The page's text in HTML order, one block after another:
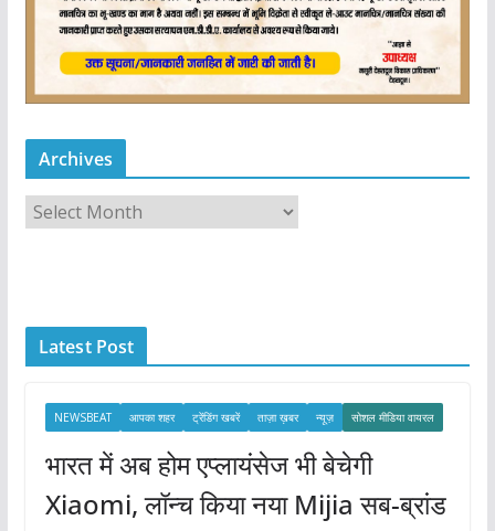
Archives
Latest Post
NEWSBEAT आपका शहर ट्रेंडिंग खबरें ताज़ा ख़बर न्यूज़ सोशल मीडिया वायरल
भारत में अब होम एप्लायंसेज भी बेचेगी
Xiaomi, लॉन्च किया नया Mijia सब-ब्रांड